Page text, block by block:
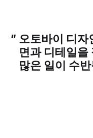
“ 오토바이 디자
면과 디테일을
많은 일이 수